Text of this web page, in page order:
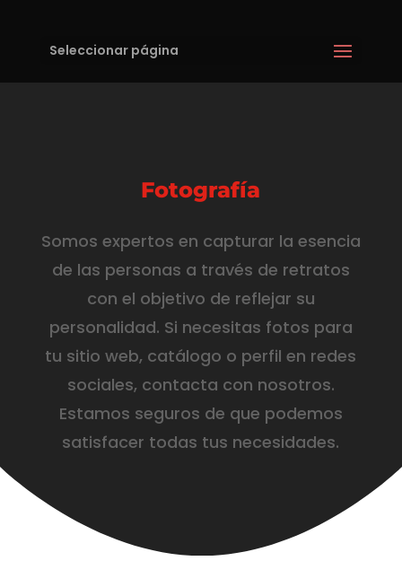
Seleccionar página
Fotografía
Somos expertos en capturar la esencia
de las personas a través de retratos
con el objetivo de reflejar su
personalidad. Si necesitas fotos para
tu sitio web, catálogo o perfil en redes
sociales, contacta con nosotros.
Estamos seguros de que podemos
satisfacer todas tus necesidades.